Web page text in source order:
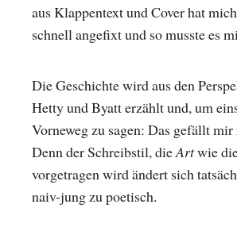
aus Klappentext und Cover hat
schnell angefixt und so musste es
Die Geschichte wird aus den
Hetty und Byatt erzählt und, um
Vorneweg zu sagen: Das gefällt
Denn der Schreibstil, dieArtwie
vorgetragen wird ändert sich
naiv-jung zu poetisch.